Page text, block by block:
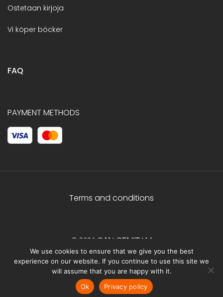
Ostetaan kirjoja
Vi köper böcker
FAQ
PAYMENT METHODS
Terms and conditions
© 2026 C.HAGELSTAM
We use cookies to ensure that we give you the best
experience on our website. If you continue to use this site we
will assume that you are happy with it.
Ok
Privacy policy